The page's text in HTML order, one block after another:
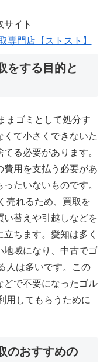
サイト
専門店【ストスト】
をする目的と
まゴミとして処分す
くて小さくできないた
る必要があります。
費用を支払う必要があ
たいないものです。
売れるため、買取を
替えや引越しなどを
ちます。愛知は多く
地域になり、中古でゴ
人は多いです。この
どで不要になったゴル
用してもらうために
のおすすめの